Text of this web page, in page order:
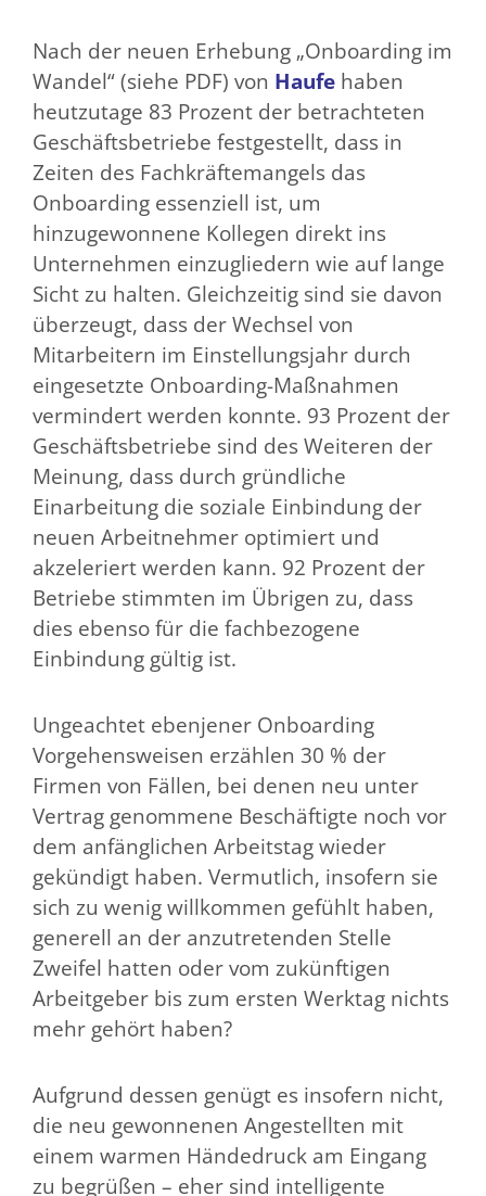
Nach der neuen Erhebung „Onboarding im
Wandel“ (siehe PDF) von Haufe haben
heutzutage 83 Prozent der betrachteten
Geschäftsbetriebe festgestellt, dass in
Zeiten des Fachkräftemangels das
Onboarding essenziell ist, um
hinzugewonnene Kollegen direkt ins
Unternehmen einzugliedern wie auf lange
Sicht zu halten. Gleichzeitig sind sie davon
überzeugt, dass der Wechsel von
Mitarbeitern im Einstellungsjahr durch
eingesetzte Onboarding-Maßnahmen
vermindert werden konnte. 93 Prozent der
Geschäftsbetriebe sind des Weiteren der
Meinung, dass durch gründliche
Einarbeitung die soziale Einbindung der
neuen Arbeitnehmer optimiert und
akzeleriert werden kann. 92 Prozent der
Betriebe stimmten im Übrigen zu, dass
dies ebenso für die fachbezogene
Einbindung gültig ist.
Ungeachtet ebenjener Onboarding
Vorgehensweisen erzählen 30 % der
Firmen von Fällen, bei denen neu unter
Vertrag genommene Beschäftigte noch vor
dem anfänglichen Arbeitstag wieder
gekündigt haben. Vermutlich, insofern sie
sich zu wenig willkommen gefühlt haben,
generell an der anzutretenden Stelle
Zweifel hatten oder vom zukünftigen
Arbeitgeber bis zum ersten Werktag nichts
mehr gehört haben?
Aufgrund dessen genügt es insofern nicht,
die neu gewonnenen Angestellten mit
einem warmen Händedruck am Eingang
zu begrüßen – eher sind intelligente